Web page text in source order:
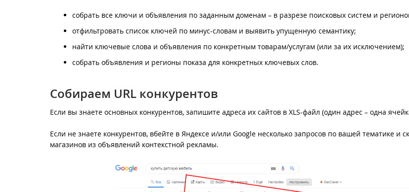
собрать все ключи и объявления по заданным доменам – в разрезе поисковых систем и
отфильтровать список ключей по минус-словам и выявить упущенную семантику;
найти ключевые слова и объявления по конкретным товарам/услугам (или за их исключением);
собрать объявления и регионы показа для конкретных ключевых слов.
Собираем URL конкурентов
Если вы знаете основных конкурентов, запишите адреса их сайтов в XLS-файл (один адрес – одна
Если не знаете конкурентов, вбейте в Яндексе и/или Google несколько запросов по вашей тематике и
магазинов из объявлений контекстной рекламы.